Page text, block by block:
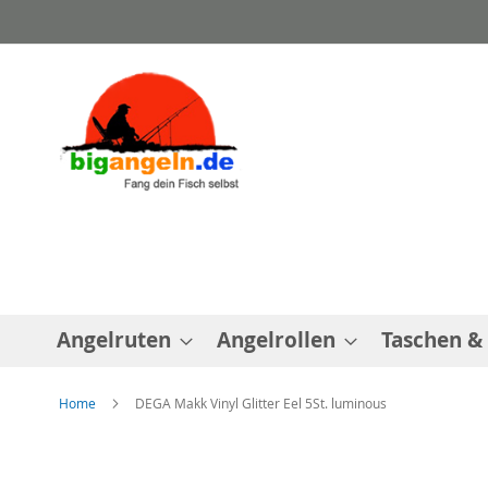
zum
Angelruten Angelrollen Taschen &
Home DEGA Makk Vinyl Glitter Eel 5St. luminous